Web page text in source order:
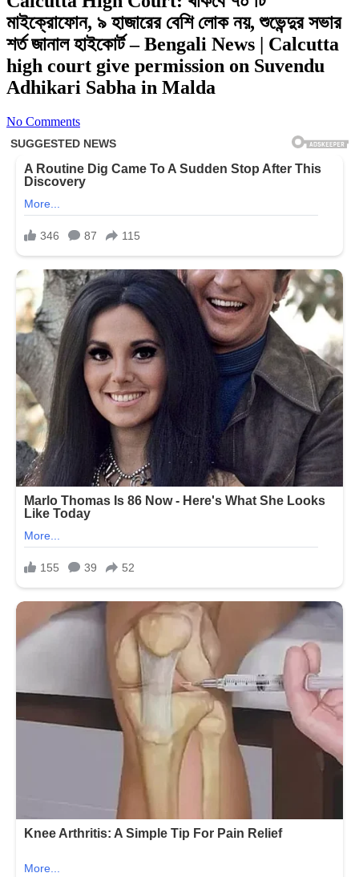
মাইক্রোফোন, ৯ হাজারের বেশি লোক নয়, শুভেন্দুর সভার
শর্ত জানাল হাইকোর্ট – Bengali News | Calcutta
high court give permission on Suvendu
Adhikari Sabha in Malda
No Comments